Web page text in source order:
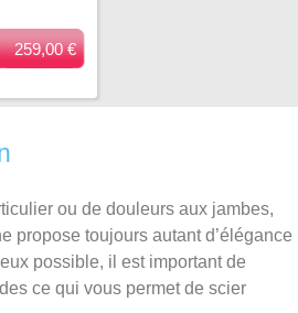
259,00 €
ou de douleurs aux jambes,
propose toujours autant d’élégance
possible, il est important de
ce qui vous permet de scier